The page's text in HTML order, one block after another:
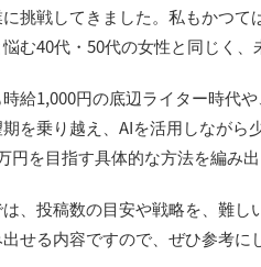
挑戦してきました。私もかつ
む40代・50代の女性と同じく、
給1,000円の底辺ライター時代
を乗り越え、AIを活用しながら
円を目指す具体的な方法を編み出
、投稿数の目安や戦略を、難
せる内容ですので、ぜひ参考に